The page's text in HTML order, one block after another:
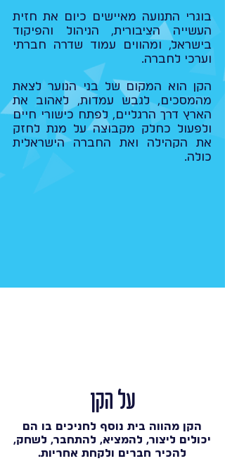
בוגרי התנועה מאיישים כיום את חזית
העשייה הציבורית, הניהול והפיקוד
בישראל, ומהווים עמוד שדרה חברתי
וערכי לחברה.
הקן הוא המקום של בני הנוער לצאת
מהמסכים, לגבש עמדות, לאהוב את
הארץ דרך הרגליים, לפתח כישורי חיים
ולפעול כחלק מקבוצה על מנת לחזק
את הקהילה ואת החברה הישראלית
כולה.
על הקן
הקן מהווה בית נוסף לחניכים בו הם
יכולים ליצור, להמציא, להתחבר, לשחק,
להכיר חברים ולקחת אחריות.